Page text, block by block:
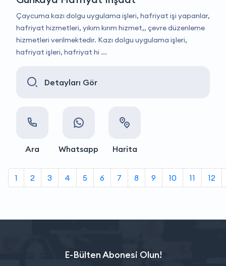
Çaycuma kazı dolgu uygulama işleri, hafriyat işi yapanlar,
hafriyat hizmetleri, yıkım kırım hizmet,, çevre düzenleme
hizmetleri verilmektedir. Kazı dolgu uygulama işleri,
hafriyat işleri, hafriyat hi ...
Detayları Gör
Ara Whatsapp Harita
1 2 3 4 5 6 7 8 9 10 11 12
E-Bülten Abonesi Olun!